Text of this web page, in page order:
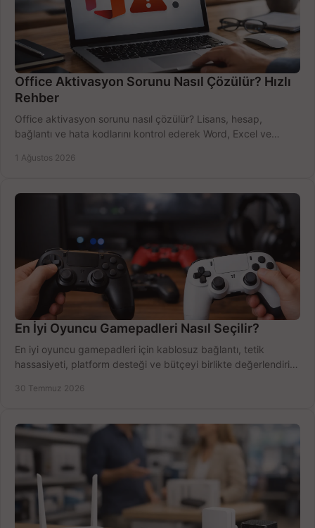
Office Aktivasyon Sorunu Nasıl Çözülür? Hızlı
Rehber
Office aktivasyon sorunu nasıl çözülür? Lisans, hesap,
bağlantı ve hata kodlarını kontrol ederek Word, Excel ve
1 Ağustos 2026
En İyi Oyuncu Gamepadleri Nasıl Seçilir?
En iyi oyuncu gamepadleri için kablosuz bağlantı, tetik
hassasiyeti, platform desteği ve bütçeyi birlikte değerlendirin;
30 Temmuz 2026